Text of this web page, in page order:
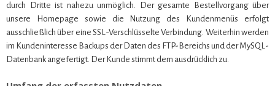
durch Dritte ist nahezu unmöglich. Der gesamte Bestellvorgang über
unsere Homepage sowie die Nutzung des Kundenmenüs erfolgt
ausschließlich über eine SSL-Verschlüsselte Verbindung. Weiterhin werden
im Kundeninteresse Backups der Daten des FTP-Bereichs und der MySQL-
Datenbank angefertigt. Der Kunde stimmt dem ausdrücklich zu.